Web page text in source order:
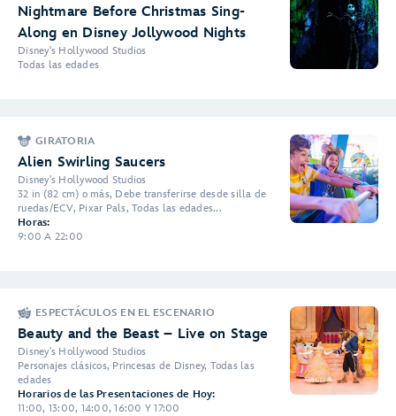
Nightmare Before Christmas Sing-
Along en Disney Jollywood Nights
Disney's Hollywood Studios
Todas las edades
GIRATORIA
Alien Swirling Saucers
Disney's Hollywood Studios
32 in (82 cm) o más, Debe transferirse desde silla de
ruedas/ECV, Pixar Pals, Todas las edades...
Horas:
9:00 A 22:00
ESPECTÁCULOS EN EL ESCENARIO
Beauty and the Beast – Live on Stage
Disney's Hollywood Studios
Personajes clásicos, Princesas de Disney, Todas las
edades
Horarios de las Presentaciones de Hoy:
11:00, 13:00, 14:00, 16:00 Y 17:00